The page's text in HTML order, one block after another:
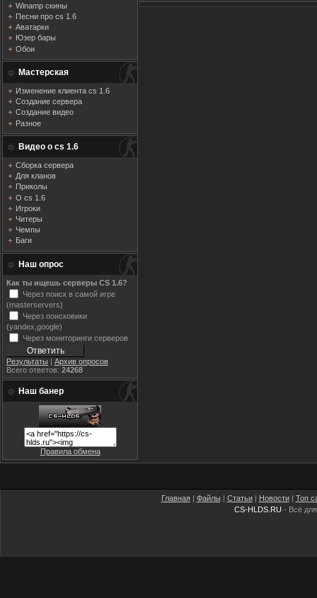
Winamp скины
Песни про cs 1.6
Аватарки
Юзер бары
Обои
Мастерская
Изменение клиента cs 1.6
Создание сервера
Создание видео
Разное
Видео о cs 1.6
Сборка сервера
Для кланов
Приколы
О cs 1.6
Игроки
Читеры
Чемпы
Баги
Наш опрос
Как ты ищешь серверы CS 1.6?
Через поиск в самой игре
(masterservers)
Через поисковики
(yandex,google)
Через мониторинги серверов
Результаты | Архив опросов
Всего ответов: 24268
Наш банер
Правила обмена
Главная| Файлы | Статьи| Новости| Топ
CS-HLDS.RU - Всё